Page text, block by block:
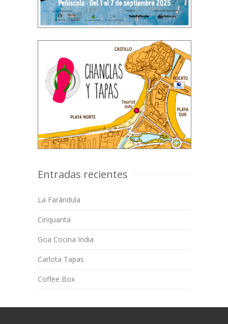
Entradas recientes
La Farándula
Cinquanta
Goa Cocina India
Carlota Tapas
Coffee Box